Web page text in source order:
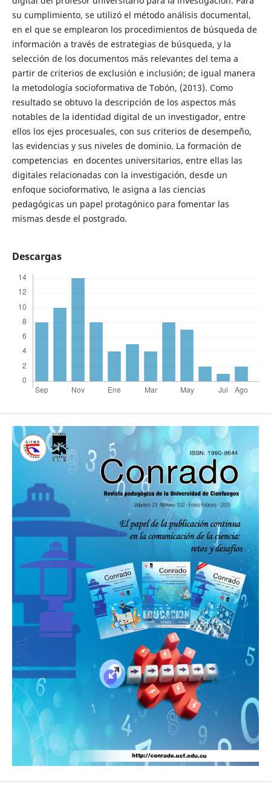
su cumplimiento, se utilizó el método análisis documental,
en el que se emplearon los procedimientos de búsqueda de
información a través de estrategias de búsqueda, y la
selección de los documentos más relevantes del tema a
partir de criterios de exclusión e inclusión; de igual manera
la metodología socioformativa de Tobón, (2013). Como
resultado se obtuvo la descripción de los aspectos más
notables de la identidad digital de un investigador, entre
ellos los ejes procesuales, con sus criterios de desempeño,
las evidencias y sus niveles de dominio. La formación de
competencias en docentes universitarios, entre ellas las
digitales relacionadas con la investigación, desde un
enfoque socioformativo, le asigna a las ciencias
pedagógicas un papel protagónico para fomentar las
mismas desde el postgrado.
Descargas